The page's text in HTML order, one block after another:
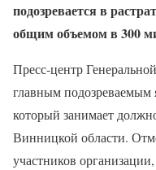
подозревается в
общим объемом в 300
Пресс-центр
главным подозреваемым
который занимает
Винницкой области.
участников